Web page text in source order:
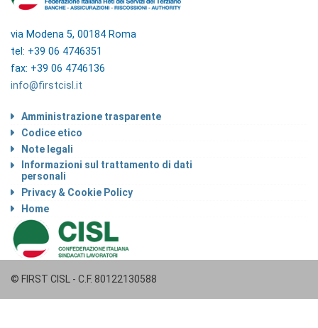
via Modena 5, 00184 Roma
tel: +39 06 4746351
fax: +39 06 4746136
info@firstcisl.it
Amministrazione trasparente
Codice etico
Note legali
Informazioni sul trattamento di dati
personali
Privacy & Cookie Policy
Home
© FIRST CISL - C.F. 80122130588